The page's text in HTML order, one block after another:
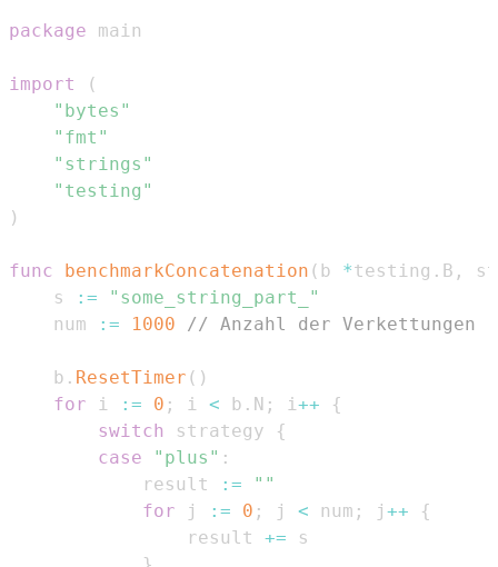
package
import
(
"bytes"
"fmt"
"strings"
"testing"
)
func benchmarkConcatenation ( b *testing . B ,
	s
:=
"some_string_part_"
	num
:= 1000 // Anzahl der Verkettungen
	b
. ResetTimer ( )
for i := 0 ; i < b . N ; i++
{
switch
strategy
{
case
"plus" :
			result
:=
""
for j := 0 ; j < num ; j ++
{
				result
+=